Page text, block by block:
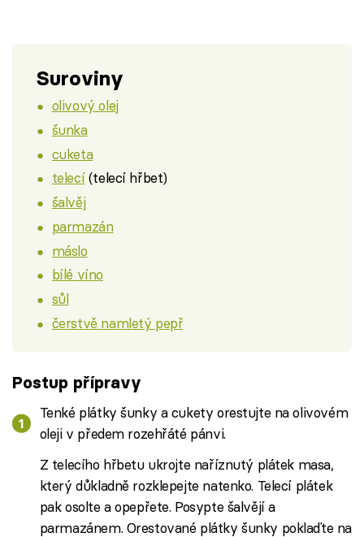
Suroviny
olivový olej
šunka
cuketa
telecí(telecí hřbet)
šalvěj
parmazán
máslo
bílé víno
sůl
čerstvě namletý pepř
Postup přípravy
Tenké plátky šunky a cukety orestujte na olivovém
oleji v předem rozehřáté pánvi.
Z telecího hřbetu ukrojte naříznutý plátek masa,
který důkladně rozklepejte natenko. Telecí plátek
pak osolte a opepřete. Posypte šalvějí a
parmazánem. Orestované plátky šunky poklaďte na